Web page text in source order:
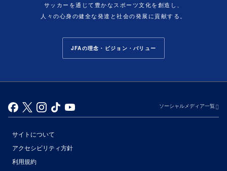
サッカーを通じて豊かなスポーツ文化を創造し、
人々の心身の健全な発達と社会の発展に貢献する。
JFAの理念・ビジョン・バリュー
ソーシャルメディア一覧
サイトについて
アクセシビリティ方針
利用規約